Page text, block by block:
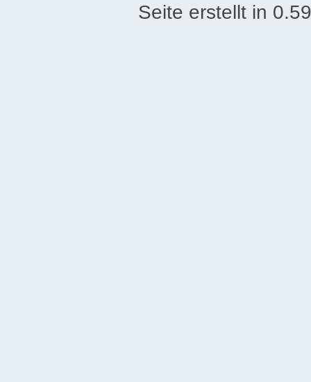
Seite erstellt in